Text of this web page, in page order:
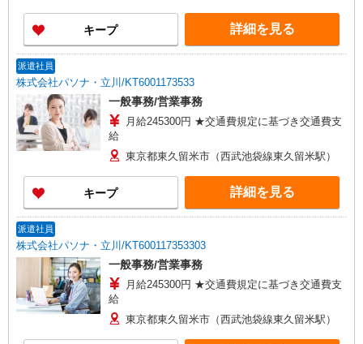
キープ 詳細を見る
派遣社員
株式会社パソナ・立川/KT6001173533
一般事務/営業事務
月給245300円 ★交通費規定に基づき交通費支
給
東京都東久留米市（西武池袋線東久留米駅）
キープ 詳細を見る
派遣社員
株式会社パソナ・立川/KT600117353303
一般事務/営業事務
月給245300円 ★交通費規定に基づき交通費支
給
東京都東久留米市（西武池袋線東久留米駅）